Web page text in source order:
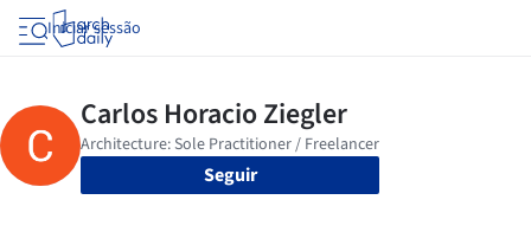
Iniciar sessão
Seguir